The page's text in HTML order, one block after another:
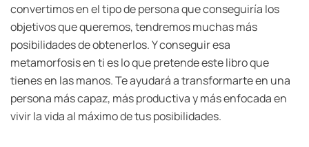
convertimos en el tipo de persona que conseguiría los
objetivos que queremos, tendremos muchas más
posibilidades de obtenerlos. Y conseguir esa
metamorfosis en ti es lo que pretende este libro que
tienes en las manos. Te ayudará a transformarte en una
persona más capaz, más productiva y más enfocada en
vivir la vida al máximo de tus posibilidades.